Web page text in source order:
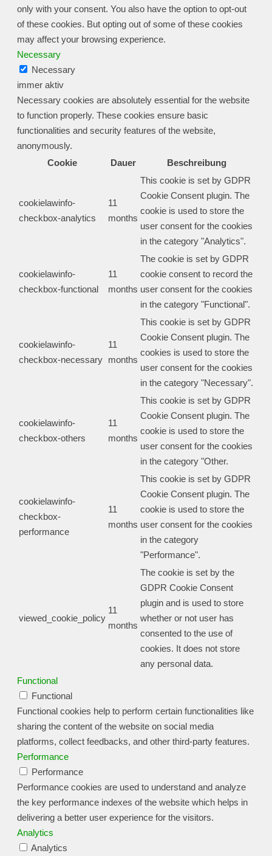
only with your consent. You also have the option to opt-out
of these cookies. But opting out of some of these cookies
may affect your browsing experience.
Necessary
Necessary
immer aktiv
Necessary cookies are absolutely essential for the website
to function properly. These cookies ensure basic
functionalities and security features of the website,
anonymously.
Cookie
Dauer Beschreibung
cookielawinfo-
checkbox-analytics
11
months
This cookie is set by GDPR
Cookie Consent plugin. The
cookie is used to store the
user consent for the cookies
in the category "Analytics".
cookielawinfo-
checkbox-functional
11
months
The cookie is set by GDPR
cookie consent to record the
user consent for the cookies
in the category "Functional".
cookielawinfo-
checkbox-necessary
11
months
This cookie is set by GDPR
Cookie Consent plugin. The
cookies is used to store the
user consent for the cookies
in the category "Necessary".
cookielawinfo-
checkbox-others
11
months
This cookie is set by GDPR
Cookie Consent plugin. The
cookie is used to store the
user consent for the cookies
in the category "Other.
cookielawinfo-
checkbox-
performance
11
months
This cookie is set by GDPR
Cookie Consent plugin. The
cookie is used to store the
user consent for the cookies
in the category
"Performance".
viewed_cookie_policy
11
months
The cookie is set by the
GDPR Cookie Consent
plugin and is used to store
whether or not user has
consented to the use of
cookies. It does not store
any personal data.
Functional
Functional
Functional cookies help to perform certain functionalities like
sharing the content of the website on social media
platforms, collect feedbacks, and other third-party features.
Performance
Performance
Performance cookies are used to understand and analyze
the key performance indexes of the website which helps in
delivering a better user experience for the visitors.
Analytics
Analytics